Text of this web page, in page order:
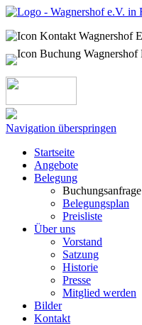
Navigation überspringen
Startseite
Angebote
Belegung
Buchungsanfrage
Belegungsplan
Preisliste
Über uns
Vorstand
Satzung
Historie
Presse
Mitglied werden
Bilder
Kontakt